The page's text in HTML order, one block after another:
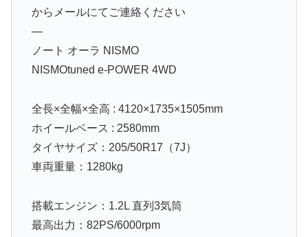
からメールにてご連絡ください
—
ノート オーラ NISMO
NISMOtuned e-POWER 4WD
全長×全幅×全高 : 4120×1735×1505mm
ホイールベース : 2580mm
タイヤサイズ：205/50R17（7J）
車両重量：1280kg
搭載エンジン：1.2L 直列3気筒
最高出力：82PS/6000rpm